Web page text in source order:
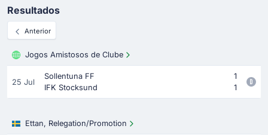
Resultados
Anterior
Jogos Amistosos de Clube
25 Jul
Sollentuna FF
1
IFK Stocksund
1
Ettan, Relegation/Promotion